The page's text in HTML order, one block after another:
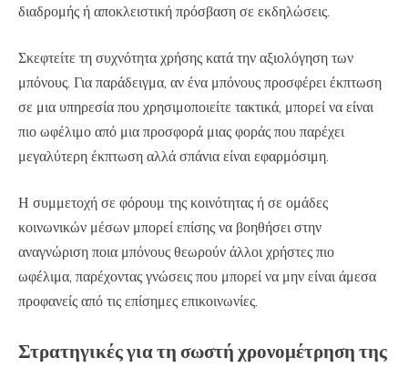
διαδρομής ή αποκλειστική πρόσβαση σε εκδηλώσεις.
Σκεφτείτε τη συχνότητα χρήσης κατά την αξιολόγηση των
μπόνους. Για παράδειγμα, αν ένα μπόνους προσφέρει έκπτωση
σε μια υπηρεσία που χρησιμοποιείτε τακτικά, μπορεί να είναι
πιο ωφέλιμο από μια προσφορά μιας φοράς που παρέχει
μεγαλύτερη έκπτωση αλλά σπάνια είναι εφαρμόσιμη.
Η συμμετοχή σε φόρουμ της κοινότητας ή σε ομάδες
κοινωνικών μέσων μπορεί επίσης να βοηθήσει στην
αναγνώριση ποια μπόνους θεωρούν άλλοι χρήστες πιο
ωφέλιμα, παρέχοντας γνώσεις που μπορεί να μην είναι άμεσα
προφανείς από τις επίσημες επικοινωνίες.
Στρατηγικές για τη σωστή χρονομέτρηση της